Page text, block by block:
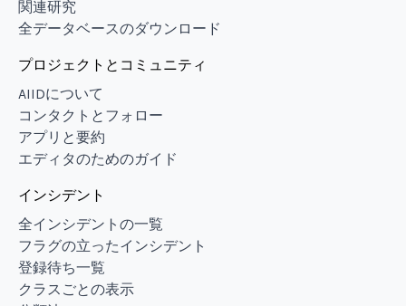
関連研究
全データベースのダウンロード
プロジェクトとコミュニティ
AIIDについて
コンタクトとフォロー
アプリと要約
エディタのためのガイド
インシデント
全インシデントの一覧
フラグの立ったインシデント
登録待ち一覧
クラスごとの表示